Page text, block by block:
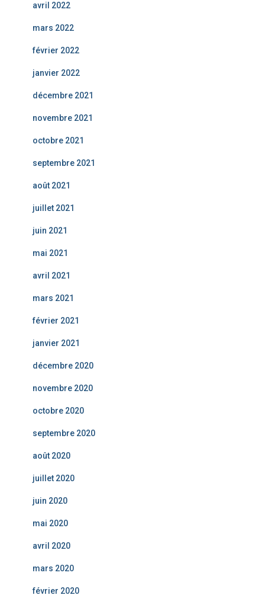
avril 2022
mars 2022
février 2022
janvier 2022
décembre 2021
novembre 2021
octobre 2021
septembre 2021
août 2021
juillet 2021
juin 2021
mai 2021
avril 2021
mars 2021
février 2021
janvier 2021
décembre 2020
novembre 2020
octobre 2020
septembre 2020
août 2020
juillet 2020
juin 2020
mai 2020
avril 2020
mars 2020
février 2020